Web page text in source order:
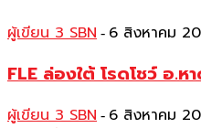
ผู้เขียน 3 SBN - 6 สิงหาคม
FLE ล่องใต้ โรดโชว์ อ.
ผู้เขียน 3 SBN - 6 สิงหาคม